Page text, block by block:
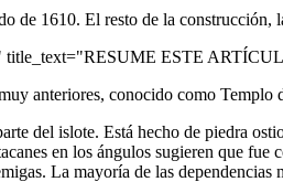
de 1610. El resto de la
ESTE
anteriores, conocido como
del islote. Está hecho de piedra
en los ángulos sugieren que
La mayoría de las